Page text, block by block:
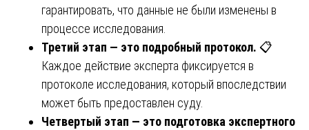
гарантировать, что данные не были изменены в
процессе исследования.
Третий этап — это подробный протокол. 📋
Каждое действие эксперта фиксируется в
протоколе исследования, который впоследствии
может быть предоставлен суду.
Четвертый этап — это подготовка экспертного